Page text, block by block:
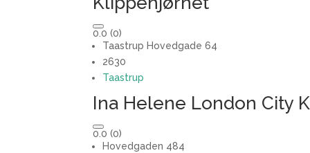
0.0 (0)
Taastrup Hovedgade 64
2630
Taastrup
Ina Helene London City
0.0 (0)
Hovedgaden 484